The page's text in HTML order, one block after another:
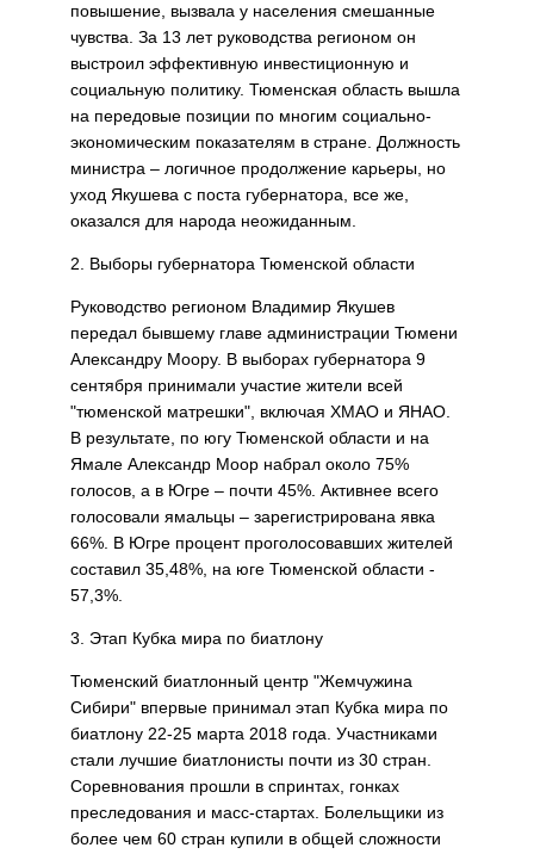
повышение, вызвала у населения смешанные
чувства. За 13 лет руководства регионом он
выстроил эффективную инвестиционную и
социальную политику. Тюменская область вышла
на передовые позиции по многим социально-
экономическим показателям в стране. Должность
министра – логичное продолжение карьеры, но
уход Якушева с поста губернатора, все же,
оказался для народа неожиданным.
2. Выборы губернатора Тюменской области
Руководство регионом Владимир Якушев
передал бывшему главе администрации Тюмени
Александру Моору. В выборах губернатора 9
сентября принимали участие жители всей
"тюменской матрешки", включая ХМАО и ЯНАО.
В результате, по югу Тюменской области и на
Ямале Александр Моор набрал около 75%
голосов, а в Югре – почти 45%. Активнее всего
голосовали ямальцы – зарегистрирована явка
66%. В Югре процент проголосовавших жителей
составил 35,48%, на юге Тюменской области -
57,3%.
3. Этап Кубка мира по биатлону
Тюменский биатлонный центр "Жемчужина
Сибири" впервые принимал этап Кубка мира по
биатлону 22-25 марта 2018 года. Участниками
стали лучшие биатлонисты почти из 30 стран.
Соревнования прошли в спринтах, гонках
преследования и масс-стартах. Болельщики из
более чем 60 стран купили в общей сложности